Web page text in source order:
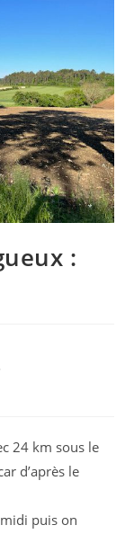
:
24 km sous le
d’après le
puis on